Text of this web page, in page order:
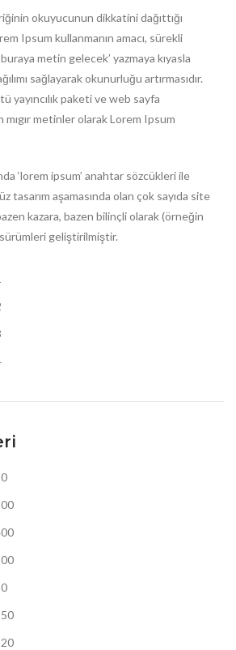
okuyucunun dikkatini dağıttığı
Ipsum kullanmanın amacı, sürekli
metin gelecek’ yazmaya kıyasla
sağlayarak okunurluğu artırmasıdır.
yayıncılık paketi ve web sayfa
mıgır metinler olarak Lorem Ipsum
‘lorem ipsum’ anahtar sözcükleri ile
tasarım aşamasında olan çok sayıda site
kazara, bazen bilinçli olarak (örneğin
geliştirilmiştir.